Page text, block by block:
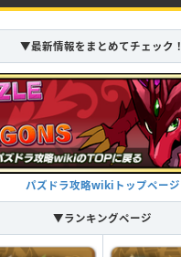
5018 2938
5824 3427
6629 3793
つけられる潜在キラー
6398 2898
つけられる潜在キラー
5018 2938
つけられる潜在キラー
▼最新情報をまとめてチェック！
パズドラ攻略wikiトップページ
▼ランキングページ